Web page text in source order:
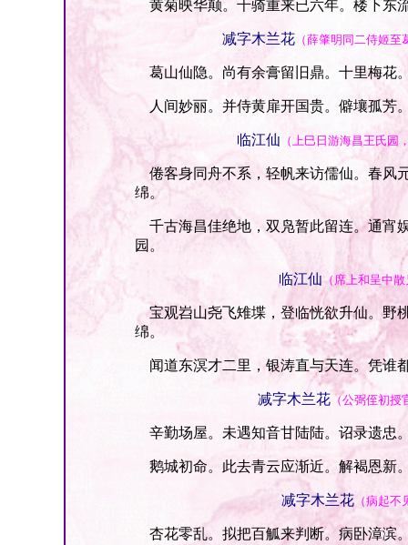
黄菊映华颠。千骑重来已六年。楼下东
减字木兰花 （薛肇明同二侍姬
葛山仙隐。尚有余膏留旧鼎。十里梅花
人间妙丽。并侍黄扉开国贵。僻壤孤芳
临江仙 （上巳日游海昌王氏园
倦客身同舟不系，轻帆来访儒仙。春风
绵。
千古海昌佳绝地，双凫暂此留连。通宵
园。
临江仙（席上和呈中
宝观岧山尧飞雉堞，登临恍欲升仙。野
绵。
闻道东溟才二里，银涛直与天连。凭谁
减字木兰花 （公弼侄初授
辛勤场屋。未遇知音甘陆陆。诏录遗忠
鹅城初命。此去青云应渐近。解褐恩新
减字木兰花 （病起
杏花零乱。拟把百觚来判断。病卧漳滨